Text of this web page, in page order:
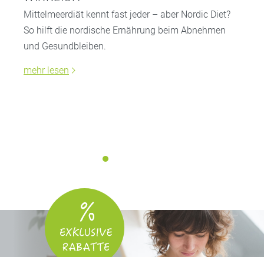
Mittelmeerdiät kennt fast jeder – aber Nordic Diet?
So hilft die nordische Ernährung beim Abnehmen
und Gesundbleiben.
mehr lesen